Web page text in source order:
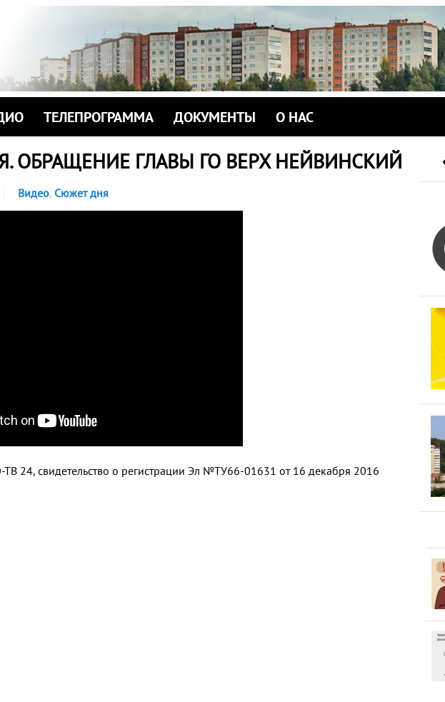
ТЕЛЕПРОГРАММА ДОКУМЕНТЫ О НАС
ОБРАЩЕНИЕ ГЛАВЫ ГО ВЕРХ НЕЙВИНСКИЙ
Видео, Сюжет дня
24, свидетельство о регистрации Эл №ТУ66-01631 от 16 декабря 2016